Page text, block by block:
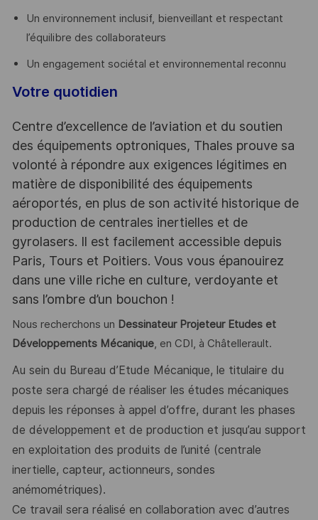
Un environnement inclusif, bienveillant et respectant
l’équilibre des collaborateurs
Un engagement sociétal et environnemental reconnu
Votre quotidien
Centre d’excellence de l’aviation et du soutien
des équipements optroniques, Thales prouve sa
volonté à répondre aux exigences légitimes en
matière de disponibilité des équipements
aéroportés, en plus de son activité historique de
production de centrales inertielles et de
gyrolasers. Il est facilement accessible depuis
Paris, Tours et Poitiers. Vous vous épanouirez
dans une ville riche en culture, verdoyante et
sans l’ombre d’un bouchon !
Nous recherchons un Dessinateur Projeteur Etudes et
Développements Mécanique, en CDI, à Châtellerault.
Au sein du Bureau d’Etude Mécanique, le titulaire du
poste sera chargé de réaliser les études mécaniques
depuis les réponses à appel d’offre, durant les phases
de développement et de production et jusqu’au support
en exploitation des produits de l’unité (centrale
inertielle, capteur, actionneurs, sondes
anémométriques).
Ce travail sera réalisé en collaboration avec d’autres